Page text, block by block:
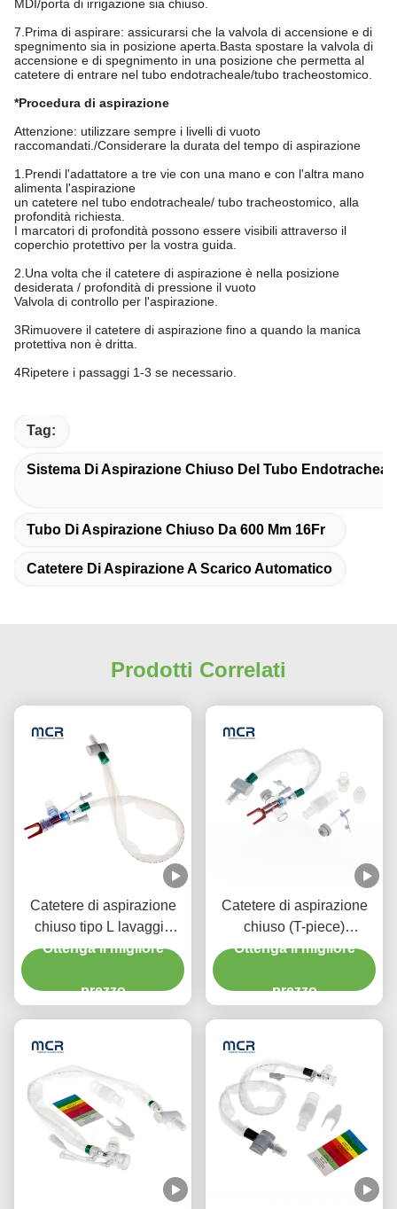
MDI/porta di irrigazione sia chiuso.
7.Prima di aspirare: assicurarsi che la valvola di accensione e di
spegnimento sia in posizione aperta.Basta spostare la valvola di
accensione e di spegnimento in una posizione che permetta al
catetere di entrare nel tubo endotracheale/tubo tracheostomico.
*Procedura di aspirazione
Attenzione: utilizzare sempre i livelli di vuoto
raccomandati./Considerare la durata del tempo di aspirazione
1.Prendi l'adattatore a tre vie con una mano e con l'altra mano
alimenta l'aspirazione
un catetere nel tubo endotracheale/ tubo tracheostomico, alla
profondità richiesta.
I marcatori di profondità possono essere visibili attraverso il
coperchio protettivo per la vostra guida.
2.Una volta che il catetere di aspirazione è nella posizione
desiderata / profondità di pressione il vuoto
Valvola di controllo per l'aspirazione.
3Rimuovere il catetere di aspirazione fino a quando la manica
protettiva non è dritta.
4Ripetere i passaggi 1-3 se necessario.
Tag:
Sistema Di Aspirazione Chiuso Del Tubo
Tubo Di Aspirazione Chiuso Da 600 Mm 16Fr
Catetere Di Aspirazione A Scarico Automatico
Prodotti Correlati
Catetere di aspirazione
chiuso tipo L lavaggio
automatico 10fr 72h
per l' ospedale
Ottenga il migliore
prezzo
Catetere di aspirazione
chiuso (T-piece)
Sciacquaggio automatico
Ottenga il migliore
prezzo